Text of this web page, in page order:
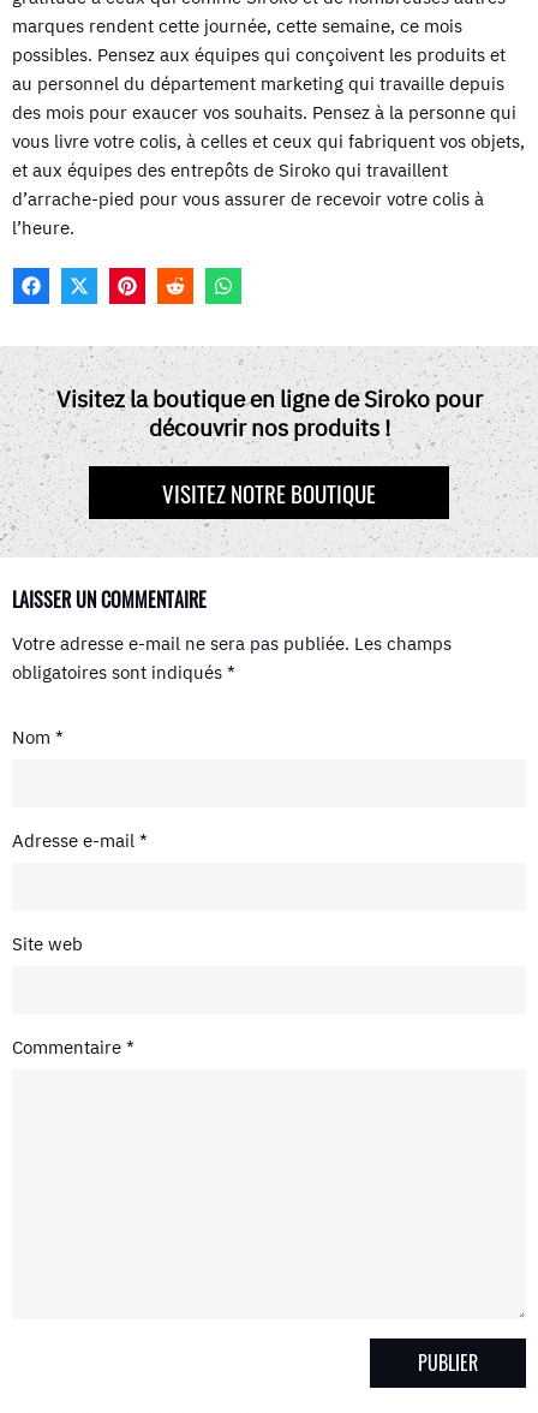
marques rendent cette journée, cette semaine, ce mois
possibles. Pensez aux équipes qui conçoivent les produits et
au personnel du département marketing qui travaille depuis
des mois pour exaucer vos souhaits. Pensez à la personne qui
vous livre votre colis, à celles et ceux qui fabriquent vos objets,
et aux équipes des entrepôts de Siroko qui travaillent
d’arrache-pied pour vous assurer de recevoir votre colis à
l’heure.
F
E
B
O
O
K
W
I
T
T
E
R
)
P
T
E
R
E
S
T
R
D
I
T
T
S
A
P
P
Visitez la boutique en ligne de Siroko pour
découvrir nos produits !
VISITEZ NOTRE BOUTIQUE
LAISSER UN COMMENTAIRE
Votre adresse e-mail ne sera pas publiée. Les champs
obligatoires sont indiqués *
Nom *
Adresse e-mail *
Site web
Commentaire *